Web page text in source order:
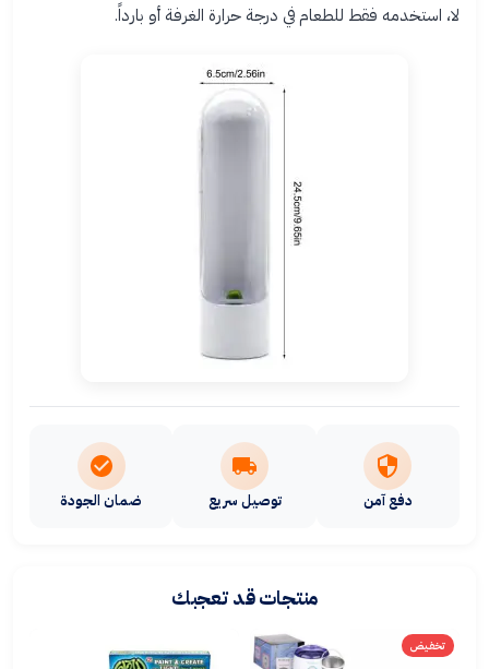
لا، استخدمه فقط للطعام في درجة حرارة الغرفة أو بارداً.
دفع آمن توصيل سريع ضمان الجودة
منتجات قد تعجبك
تخفيض